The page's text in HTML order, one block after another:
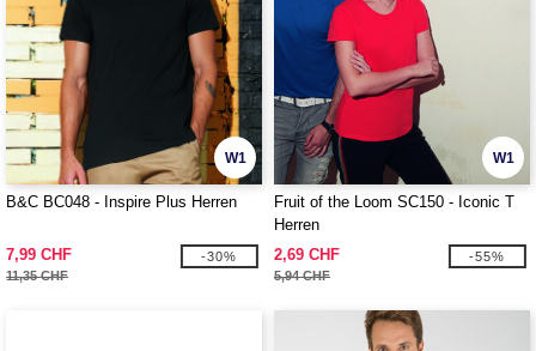
W1
B&C BC048 - Inspire Plus Herren
7,99 CHF
11,35 CHF
-30%
W1
Fruit of the Loom SC150 - Iconic T
Herren
2,69 CHF
5,94 CHF
-55%